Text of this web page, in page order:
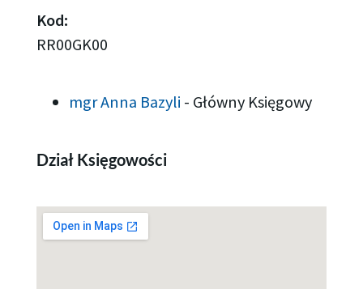
Kod:
RR00GK00
mgr Anna Bazyli - Główny Księgowy
Dział Księgowości